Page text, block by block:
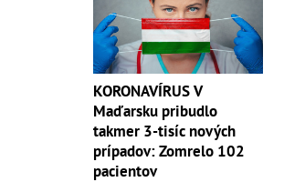
KORONAVÍRUS V
Maďarsku pribudlo
takmer 3-tisíc nových
prípadov: Zomrelo 102
pacientov